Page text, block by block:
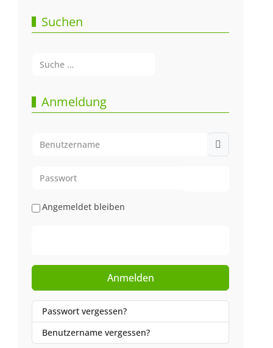
Suchen
Anmeldung
Angemeldet bleiben
Anmelden
Passwort vergessen?
Benutzername vergessen?